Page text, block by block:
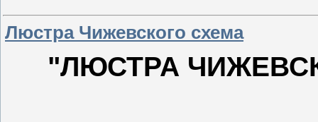
Люстра Чижевского схема
"ЛЮСТРА